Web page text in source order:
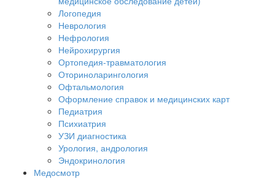
Логопедия
Неврология
Нефрология
Нейрохирургия
Ортопедия-травматология
Оториноларингология
Офтальмология
Оформление справок и медицинских карт
Педиатрия
Психиатрия
УЗИ диагностика
Урология, андрология
Эндокринология
Медосмотр